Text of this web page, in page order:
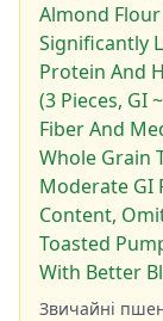
Almond Flour
Significantly
Protein And
(3 Pieces, GI
Fiber And
Whole Grain
Moderate GI
Content,
Toasted
With Better
Звичайні